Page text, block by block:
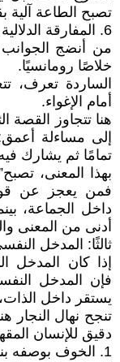
تصبح الطاعة آلية
6. المفارقة الدلالية الكبرى: الوعي لا يمنح النجاة
من أنضج
خلاصًا رومانسيًا.
الساردة تعرف،
أمام الإغواء.
هنا تتجاوز القصة
إلى مساءلة
تمامًا ثم يشارك
بهذا المعنى،
فمن يعجز عن
داخل الجماعة،
أدنى من المعنى
ثالثًا: المدخل
إذا كان المدخل
فإن المدخل
يستقر داخل الذات،
تنجح نهال
دقيق للإنسان
1. الخوف بوصفه بنية نفسية مركزية